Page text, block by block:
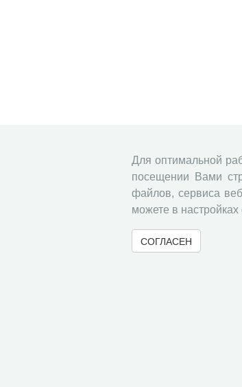
Для оптимальной
посещении Вами
файлов, сервиса
можете в настройках
СОГЛАСЕН